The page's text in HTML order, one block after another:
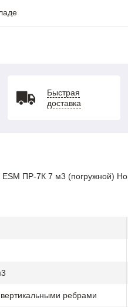
Быстрая
доставка
ESM ПР-7К 7 м3 (погружной)
ребрами